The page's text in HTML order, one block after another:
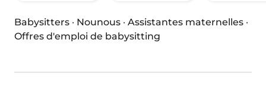
Babysitters · Nounous · Assistantes maternelles ·
Offres d'emploi de babysitting